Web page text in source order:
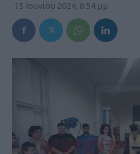
15 Ιουνίου 2024, 8:54 μμ